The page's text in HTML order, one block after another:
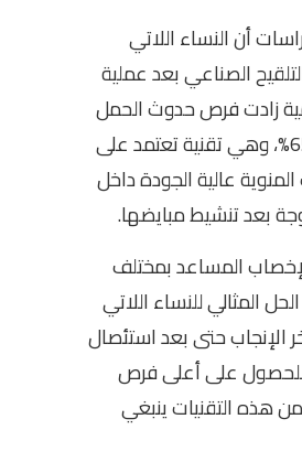
أن النساء اللاتي
الصناعي بعد عملية
زادت فرص حدوث الحمل
لديهن بنسبة 65%، وهي تقنية تعتمد على
عالية الجودة داخل
بعد تنشيط مبايضها.
المساعد بمختلف
المثالي للنساء اللاتي
الإنجاب حتى بعد استئصال
على أعلى فرص
هذه التقنيات ينبغي